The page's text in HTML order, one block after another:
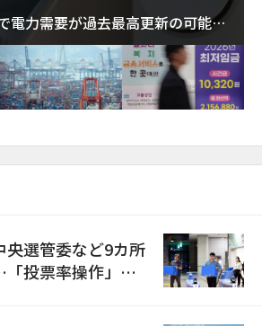
電力需要が過去最高更新の可能性
点検
央選管委など9カ所
投票率操作」の